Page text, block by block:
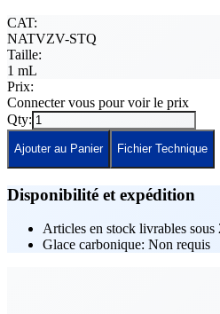
CAT:
NATVZV-STQ
Taille:
1 mL
Prix:
Connecter vous pour voir le prix
Qty:
Ajouter au Panier Fichier Technique
Disponibilité et expédition
Articles en stock livrables sous
Glace carbonique: Non requis